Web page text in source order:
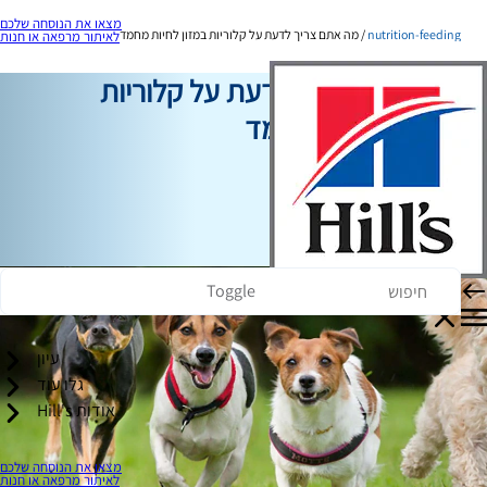
מצאו את הנוסחה שלכם
לאיתור מרפאה או חנות
Toggle
עיון
גלו עוד
אודות Hill's
מצאו את הנוסחה שלכם
לאיתור מרפאה או חנות
nutrition-feeding מה אתם צריך לדעת על קלוריות במזון לחיות מחמד
מה אתם צריך לדעת על קלוריות
במזון לחיות מחמד
ארין אולילה
02 בדצמבר, 2022